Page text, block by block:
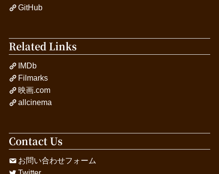
GitHub
Related Links
IMDb
Filmarks
映画.com
allcinema
Contact Us
お問い合わせフォーム